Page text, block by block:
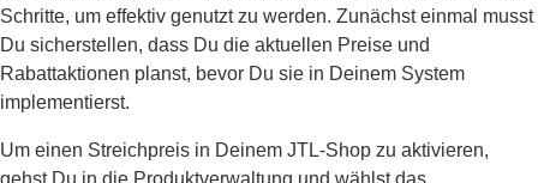
Schritte, um effektiv genutzt zu werden. Zunächst einmal musst
Du sicherstellen, dass Du die aktuellen Preise und
Rabattaktionen planst, bevor Du sie in Deinem System
implementierst.
Um einen Streichpreis in Deinem JTL-Shop zu aktivieren,